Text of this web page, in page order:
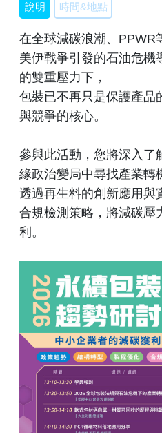
說明 時間&地點
在全球減碳浪潮、PPWR
美伊戰爭引發的石油危機
的雙重壓力下，
包裝已不再只是保護產品
與競爭的核心。
參與此活動，您將深入了
緣政治變局中尋找產業轉
透過再生料的創新應用與
合規檢測策略，將減碳壓
利。